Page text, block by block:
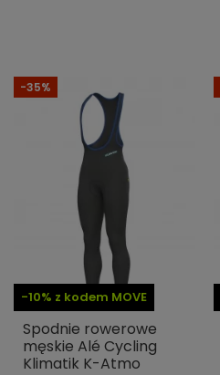
-10% z kodem MOVE
-35%
Spodnie rowerowe
męskie Alé Cycling
Klimatik K-Atmo